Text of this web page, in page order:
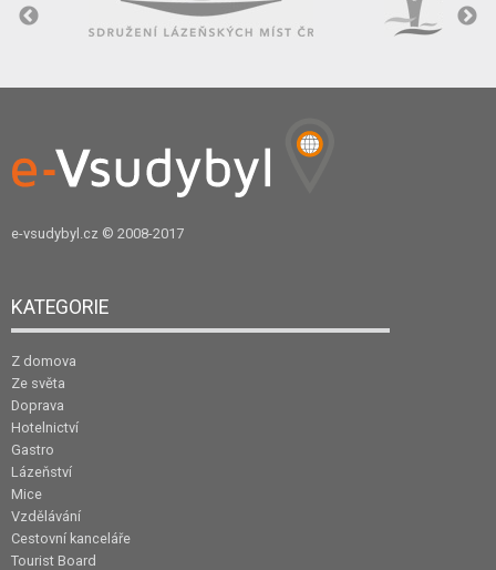
e-vsudybyl.cz © 2008-2017
KATEGORIE
Z domova
Ze světa
Doprava
Hotelnictví
Gastro
Lázeňství
Mice
Vzdělávání
Cestovní kanceláře
Tourist Board